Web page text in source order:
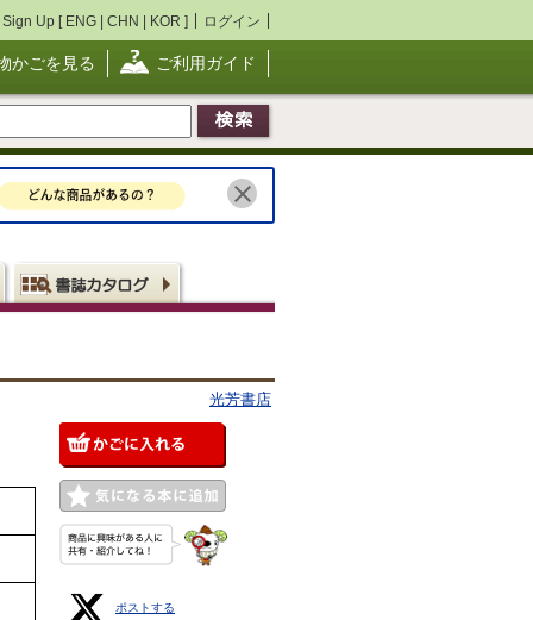
Sign Up [ ENG | CHN | KOR ] ログイン
かごを見る ご利用ガイド
光芳書店
ポストする